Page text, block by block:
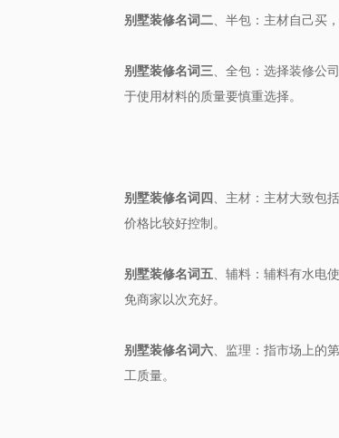
别墅装修名词二 、半包：主材自己买
别墅装修名词三 、全包：选择装修公
于使用材料的质量要慎重选择。
别墅装修名词四
、主材：主材大致包
价格比较好控制。
别墅装修名词五 、辅料：辅料有水电
免商家以次充好。
别墅装修名词六 、监理：指市场上的
工质量。